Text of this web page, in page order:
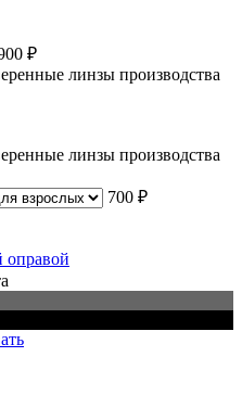
₽
линзы производства
линзы производства
700 ₽
оправой